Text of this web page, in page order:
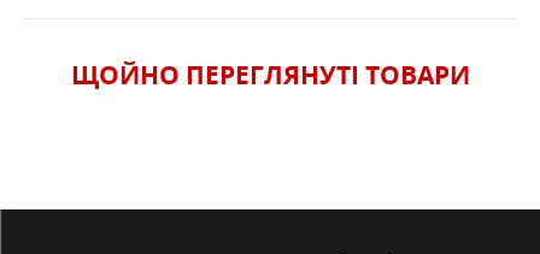
ЩОЙНО ПЕРЕГЛЯНУТI ТОВАРИ